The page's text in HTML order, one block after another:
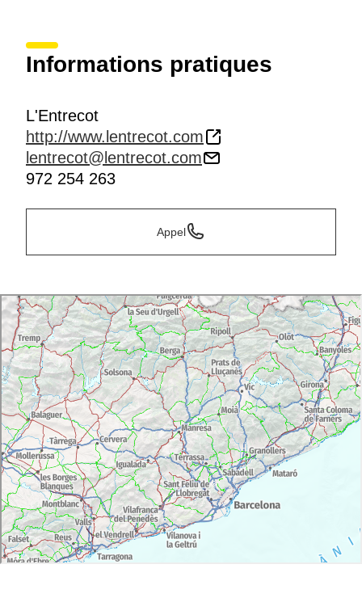
Informations pratiques
L'Entrecot
http://www.lentrecot.com
lentrecot@lentrecot.com
972 254 263
Appel